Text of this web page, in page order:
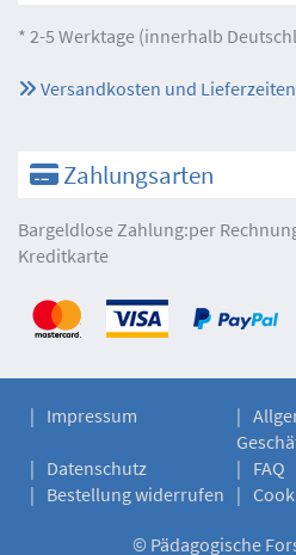
* 2-5 Werktage (innerhalb
Versandkosten und Lieferzeiten
Zahlungsarten
Bargeldlose Zahlung:per
Kreditkarte
Impressum
Datenschutz
FAQ
Bestellung widerrufen
© Pädagogische